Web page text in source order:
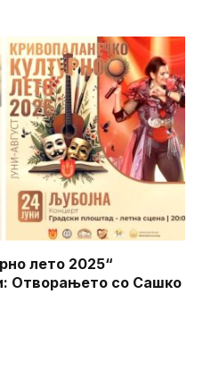
лето 2025“
Отворањето со Сашко